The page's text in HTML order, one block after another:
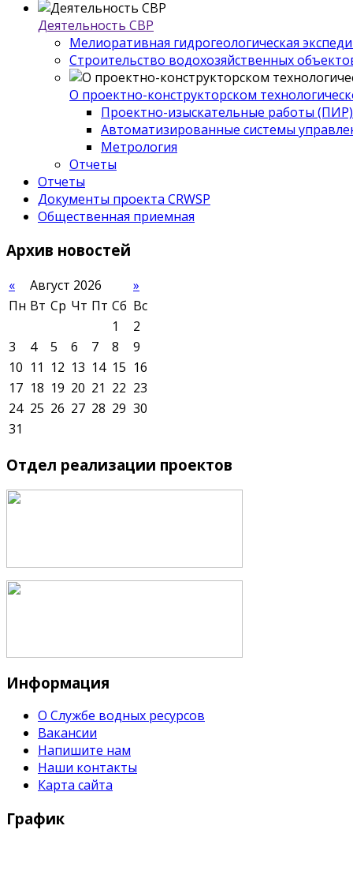
Деятельность СВР
Мелиоративная гидрогеологическая
Строительство водохозяйственных
О проектно-конструкторском
Проектно-изыскательные работы (ПИР)
Автоматизированные системы
Метрология
Отчеты
Отчеты
Документы проекта CRWSP
Общественная приемная
Архив новостей
« Август 2026
»
Пн Вт Ср Чт Пт Сб Вс
1
2
3
4 5 6 7 8
9
10 11 12 13 14 15 16
17 18 19 20 21 22 23
24 25 26 27 28 29 30
31
Отдел реализации проектов
Информация
О Службе водных ресурсов
Вакансии
Напишите нам
Наши контакты
Карта сайта
График